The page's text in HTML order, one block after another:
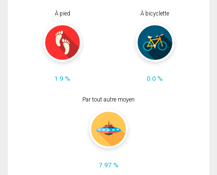
À pied
1.9 %
À bicyclette
0.0 %
Par tout autre moyen
7.97 %